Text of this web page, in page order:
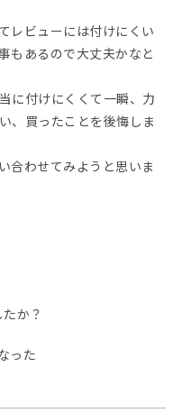
レビューには付けにくい
もあるので大丈夫かなと
に付けにくくて一瞬、力
、買ったことを後悔しま
合わせてみようと思いま
か？
った